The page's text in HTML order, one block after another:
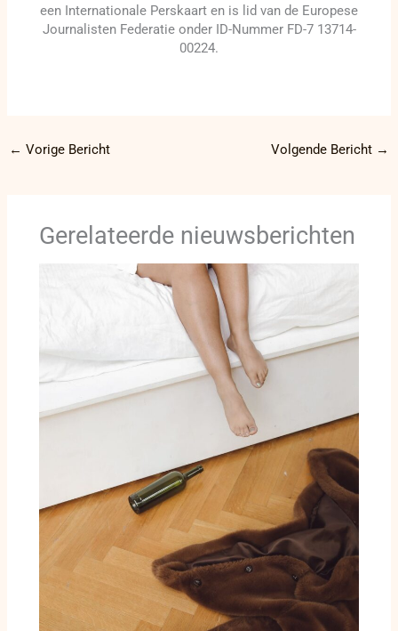
een Internationale Perskaart en is lid van de Europese
Journalisten Federatie onder ID-Nummer FD-7 13714-
00224.
← Vorige Bericht Volgende Bericht →
Gerelateerde nieuwsberichten